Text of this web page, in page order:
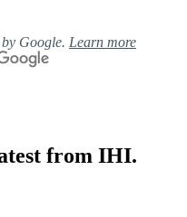
Google. Learn more
from IHI.